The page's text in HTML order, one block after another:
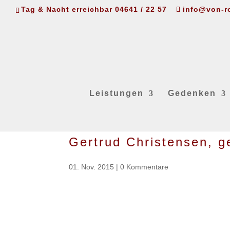
Tag & Nacht erreichbar 04641 / 22 57 info@von-
Leistungen Gedenken
Gertrud Christensen,
01. Nov. 2015 |0 Kommentare